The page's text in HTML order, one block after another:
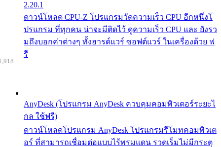
2.20.1
ดาวน์โหลด CPU-Z โปรแกรมวัดความเร็ว CPU อีกหนึ่งโ
ปรแกรม ที่ทุกคน น่าจะมีติดไว้ ดูความเร็ว CPU และ ยังรว
มถึงบอกค่าต่างๆ ทั้งฮารด์แวร์ ซอฟต์แวร์ ในเครื่องด้วย ฟ
รี
AnyDesk (โปรแกรม AnyDesk ควบคุมคอมพิวเตอร์ระยะไ
กล ใช้ฟรี)
ดาวน์โหลดโปรแกรม AnyDesk โปรแกรมรีโมทคอมพิวเต
อร์ ที่สามารถเชื่อมต่อแบบไร้พรมแดน รวดเร็มไม่มีกระตุ